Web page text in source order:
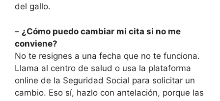
del gallo.
– ¿Cómo puedo cambiar mi cita si no me
conviene?
No te resignes a una fecha que no te funciona.
Llama al centro de salud o usa la plataforma
online de la Seguridad Social para solicitar un
cambio. Eso sí, hazlo con antelación, porque las